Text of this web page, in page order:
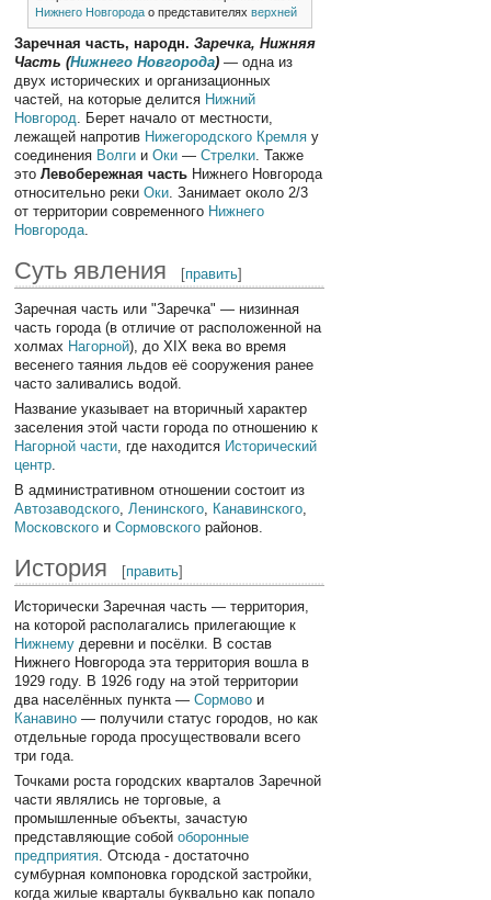
Нижнего Новгородао представителях верхней
Заречная часть, народн.Заречка, Нижняя
Часть (Нижнего Новгорода) — одна из
двух исторических и организационных
частей, на которые делится Нижний
Новгород. Берет начало от местности,
лежащей напротив Нижегородского Кремля у
соединения Волги иОки —Стрелки. Также
этоЛевобережная часть Нижнего Новгорода
относительно рекиОки. Занимает около 2/3
от территории современного Нижнего
Новгорода.
Суть явления [править]
Заречная часть или "Заречка" — низинная
часть города (в отличие от расположенной на
холмах Нагорной), до XIX века во время
весенего таяния льдов её сооружения ранее
часто заливались водой.
Название указывает на вторичный характер
заселения этой части города по отношению к
Нагорной части, где находится Исторический
центр.
В административном отношении состоит из
Автозаводского,Ленинского, Канавинского,
Московского иСормовского районов.
История [править]
Исторически Заречная часть — территория,
на которой располагались прилегающие к
Нижнему деревни и посёлки. В состав
Нижнего Новгорода эта территория вошла в
1929 году. В 1926 году на этой территории
два населённых пункта —Сормово и
Канавино — получили статус городов, но как
отдельные города просуществовали всего
три года.
Точками роста городских кварталов Заречной
части являлись не торговые, а
промышленные объекты, зачастую
представляющие собойоборонные
предприятия. Отсюда - достаточно
сумбурная компоновка городской застройки,
когда жилые кварталы буквально как попало